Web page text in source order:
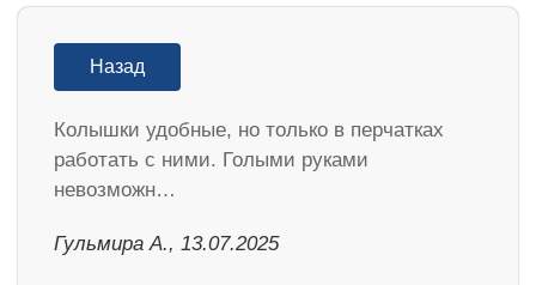
Назад
Колышки удобные, но только в перчатках
работать с ними. Голыми руками
невозможн…
Гульмира А., 13.07.2025